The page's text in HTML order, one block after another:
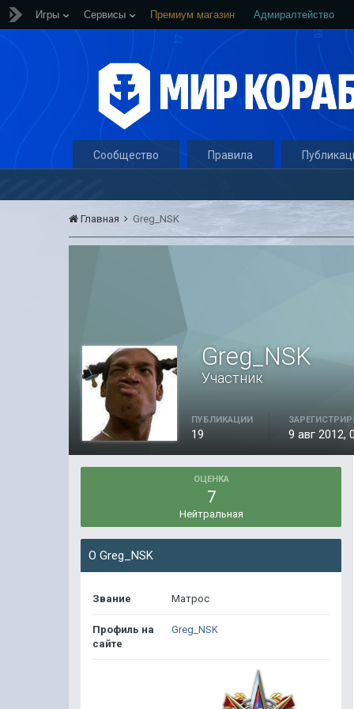
Игры Сервисы Премиум магазин Адмиралтейство
Сообщество Правила
Главная Greg_NSK
Greg_NSK
Участник
ПУБЛИКАЦИИ
19 9 авг 2012,
ОЦЕНКА
7
Нейтральная
О Greg_NSK
Звание Матрос
Профиль на
сайте
Greg_NSK